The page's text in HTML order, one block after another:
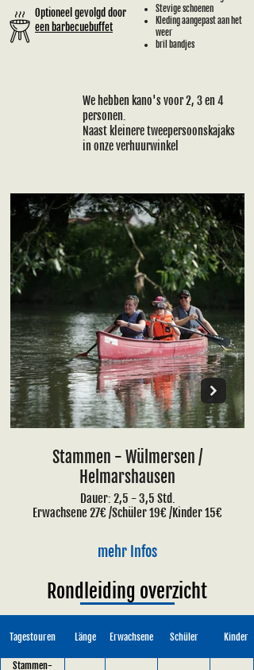
Optioneel gevolgd door
een barbecuebuffet
Stevige schoenen
Kleding aangepast aan het
weer
bril bandjes
We hebben kano's voor 2, 3 en 4
personen.
Naast kleinere tweepersoonskajaks
in onze verhuurwinkel
Rondleiding overzicht
Tagestouren Länge Erwachsene Schüler Kinder
Stammen-
Stammen - Wülmersen /
Helmarshausen
Dauer: 2,5 - 3,5 Std.
Erwachsene 27€ /Schüler 19€ /Kinder 15€
mehr Infos